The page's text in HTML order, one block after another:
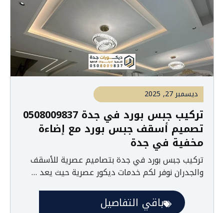
ديسمبر 27, 2025
تركيب جبس بورد في جدة 0508009837
تصميم أسقف جبس بورد مع إضاءة
مخفية في جدة
تركيب جبس بورد في جدة بتصاميم عصرية للأسقف
والجدران نوفر لكم خدمات ديكور عصرية حيث يعد …
باقي التفاصيل